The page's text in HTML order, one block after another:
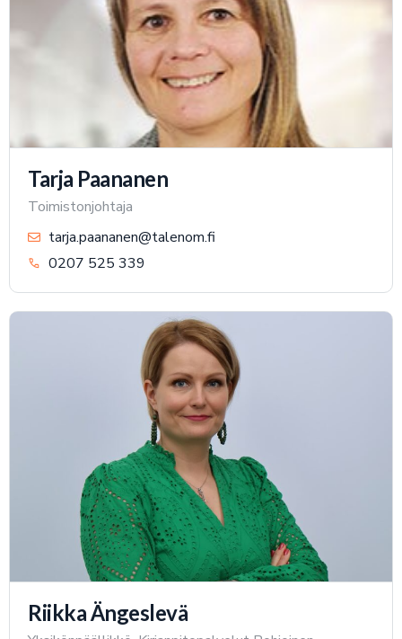
Tarja Paananen
Toimistonjohtaja
tarja.paananen@talenom.fi
0207 525 339
Riikka Ängeslevä